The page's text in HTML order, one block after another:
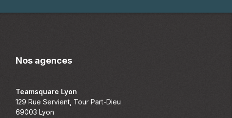
Nos agences
Teamsquare Lyon
129 Rue Servient, Tour Part-Dieu
69003 Lyon